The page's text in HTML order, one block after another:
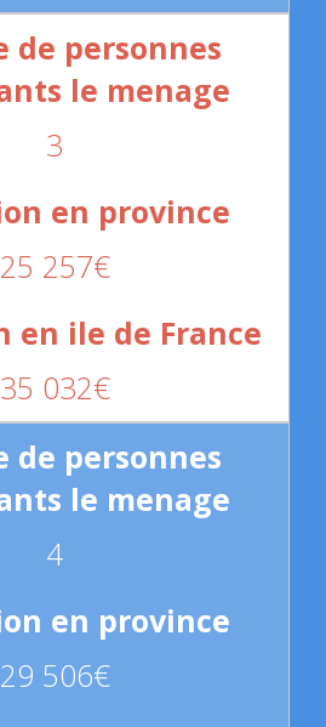
3
25 257€
35 032€
4
29 506€